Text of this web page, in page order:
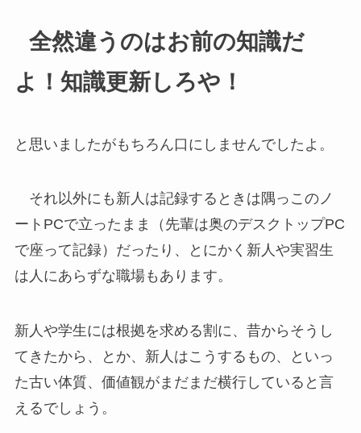
全然違うのはお前の知識だ
よ ！ 知識更新しろや！
と思いましたがもちろん口にしませんでしたよ。
それ以外にも新人は記録するときは隅っこのノ
ートPCで立ったまま（先輩は奥のデスクトップPC
で座って記録）だったり、とにかく新人や実習生
は人にあらずな職場もあります。
新人や学生には根拠を求める割に、昔からそうし
てきたから、とか、新人はこうするもの、といっ
た古い体質、価値観がまだまだ横行していると言
えるでしょう。